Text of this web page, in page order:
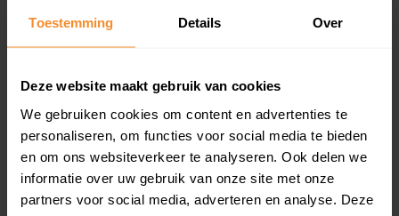
Toestemming Details Over
Deze website maakt gebruik van cookies
We gebruiken cookies om content en advertenties te
personaliseren, om functies voor social media te bieden
en om ons websiteverkeer te analyseren. Ook delen we
informatie over uw gebruik van onze site met onze
partners voor social media, adverteren en analyse. Deze
Een overzicht van alle verkochte woningen (koopsom
en koopdatum) binnen een postcodegebied. Dit
Bekijk product
Direct leverbaar